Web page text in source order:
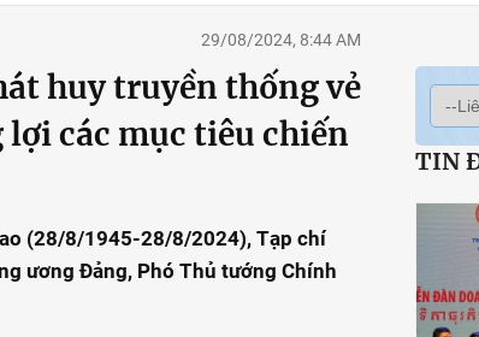
29/08/2024, 8:44 AM
huy truyền thống vẻ
các mục tiêu chiến
(28/8/1945-28/8/2024), Tạp chí
ương Đảng, Phó Thủ tướng Chính
TIN